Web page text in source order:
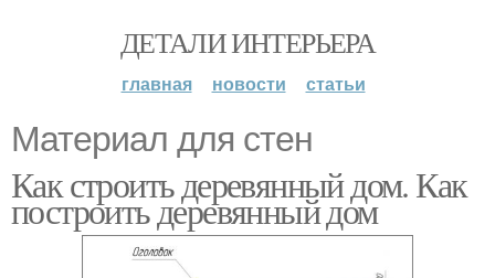
ДЕТАЛИ ИНТЕРЬЕРА
главная новости статьи
Материал для стен
Как строить деревянный дом. Как
построить деревянный дом